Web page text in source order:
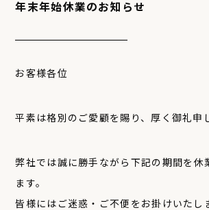
年末年始休業のお知らせ
お客様各位
平素は格別のご愛顧を賜り、厚く御礼申
弊社では誠に勝手ながら下記の期間を休
ます。
皆様にはご迷惑・ご不便をお掛けいたし